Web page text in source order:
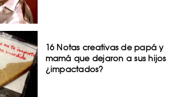
16 Notas creativas de papá y
mamá que dejaron a sus hijos
¿impactados?